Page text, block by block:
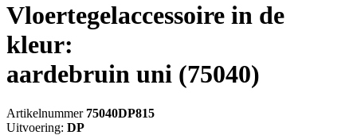
Vloertegelaccessoire in de
kleur:
aardebruin uni (75040)
Artikelnummer 75040DP815
Uitvoering: DP